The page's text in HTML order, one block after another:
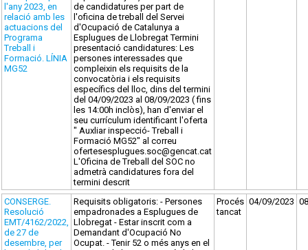
l'any 2023, en
relació amb les
actuacions del
Programa
Treball i
Formació. LÍNIA
MG52
de candidatures per part de
l'oficina de treball del Servei
d'Ocupació de Catalunya a
Esplugues de Llobregat Termini
presentació candidatures: Les
persones interessades que
compleixin els requisits de la
convocatòria i els requisits
específics del lloc, dins del termini
del 04/09/2023 al 08/09/2023 ( fins
les 14:00h inclòs), han d'enviar el
seu currículum identificant l'oferta
" Auxliar inspecció- Treball i
Formació MG52" al correu
ofertesesplugues.soc@gencat.cat
L'Oficina de Treball del SOC no
admetrà candidatures fora del
termini descrit
CONSERGE.
Resolució
EMT/4162/2022,
de 27 de
desembre, per
Requisits obligatoris: - Persones
empadronades a Esplugues de
Llobregat - Estar inscrit com a
Demandant d'Ocupació No
Ocupat. - Tenir 52 o més anys en el
Procés
tancat
04/09/2023